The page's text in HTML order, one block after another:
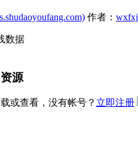
作者： wxfxj
数据
源
或查看，没有帐号？ 立即注册